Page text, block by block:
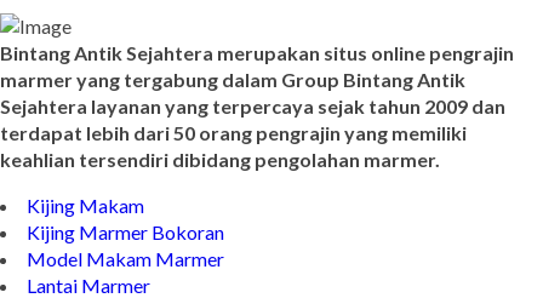
Bintang Antik Sejahtera merupakan situs online pengrajin
marmer yang tergabung dalam Group Bintang Antik
Sejahtera layanan yang terpercaya sejak tahun 2009 dan
terdapat lebih dari 50 orang pengrajin yang memiliki
keahlian tersendiri dibidang pengolahan marmer.
Kijing Makam
Kijing Marmer Bokoran
Model Makam Marmer
Lantai Marmer